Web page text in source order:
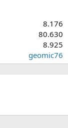
8.176
80.630
8.925
geomic76